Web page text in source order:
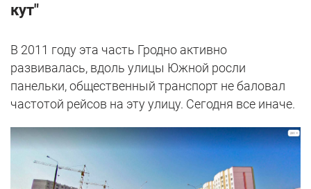
кут"
В 2011 году эта часть Гродно активно
развивалась, вдоль улицы Южной росли
панельки, общественный транспорт не баловал
частотой рейсов на эту улицу. Сегодня все иначе.